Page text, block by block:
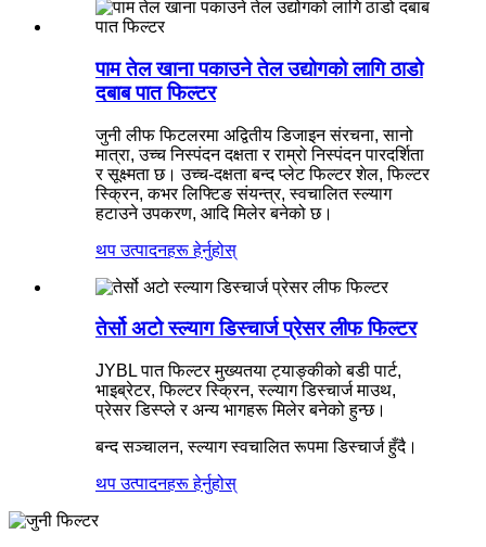
पाम तेल खाना पकाउने तेल उद्योगको लागि ठाडो
दबाब पात फिल्टर
जुनी लीफ फिटलरमा अद्वितीय डिजाइन संरचना, सानो
मात्रा, उच्च निस्पंदन दक्षता र राम्रो निस्पंदन पारदर्शिता
र सूक्ष्मता छ। उच्च-दक्षता बन्द प्लेट फिल्टर शेल, फिल्टर
स्क्रिन, कभर लिफ्टिङ संयन्त्र, स्वचालित स्ल्याग
हटाउने उपकरण, आदि मिलेर बनेको छ।
थप उत्पादनहरू हेर्नुहोस्
तेर्सो अटो स्ल्याग डिस्चार्ज प्रेसर लीफ फिल्टर
JYBL पात फिल्टर मुख्यतया ट्याङ्कीको बडी पार्ट,
भाइब्रेटर, फिल्टर स्क्रिन, स्ल्याग डिस्चार्ज माउथ,
प्रेसर डिस्प्ले र अन्य भागहरू मिलेर बनेको हुन्छ।
बन्द सञ्चालन, स्ल्याग स्वचालित रूपमा डिस्चार्ज हुँदै।
थप उत्पादनहरू हेर्नुहोस्